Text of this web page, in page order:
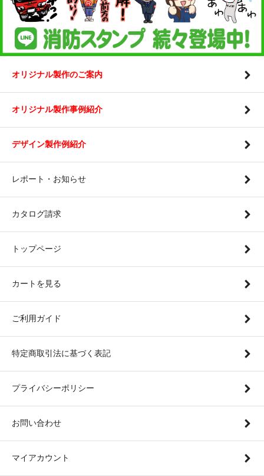
オリジナル製作のご案内
オリジナル製作事例紹介
デザイン製作例紹介
レポート・お知らせ
カタログ請求
トップページ
カートを見る
ご利用ガイド
特定商取引法に基づく表記
プライバシーポリシー
お問い合わせ
マイアカウント